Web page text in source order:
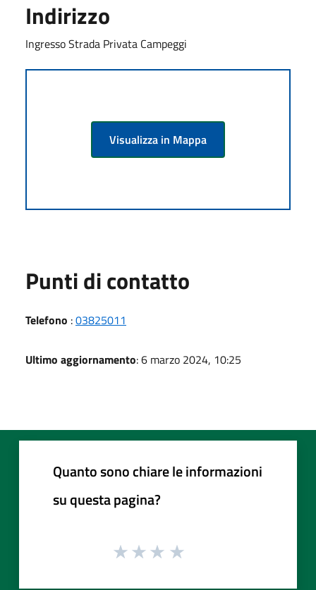
Indirizzo
Ingresso Strada Privata Campeggi
Visualizza in Mappa
Punti di contatto
Telefono :03825011
Ultimo aggiornamento: 6 marzo 2024, 10:25
Quanto sono chiare le informazioni
su questa pagina?